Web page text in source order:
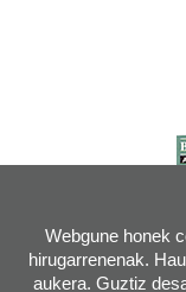
Webgune honek
hirugarrenenak.
aukera. Guztiz